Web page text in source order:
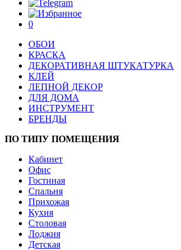
0
ОБОИ
КРАСКА
ДЕКОРАТИВНАЯ ШТУКАТУРКА
КЛЕЙ
ЛЕПНОЙ ДЕКОР
ДЛЯ ДОМА
ИНСТРУМЕНТ
БРЕНДЫ
ПО ТИПУ ПОМЕЩЕНИЯ
Кабинет
Офис
Гостиная
Спальня
Прихожая
Кухня
Столовая
Лоджия
Детская